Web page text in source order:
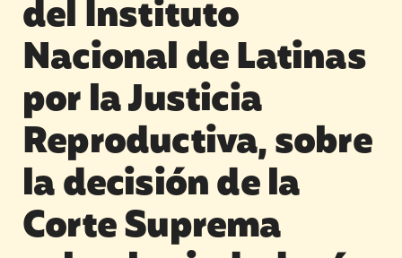
del Instituto
Nacional de Latinas
por la Justicia
Reproductiva, sobre
la decisión de la
Corte Suprema